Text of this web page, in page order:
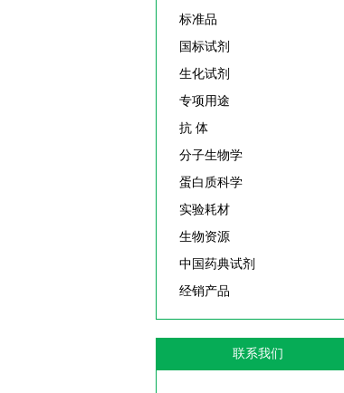
标准品
国标试剂
生化试剂
专项用途
抗 体
分子生物学
蛋白质科学
实验耗材
生物资源
中国药典试剂
经销产品
联系我们